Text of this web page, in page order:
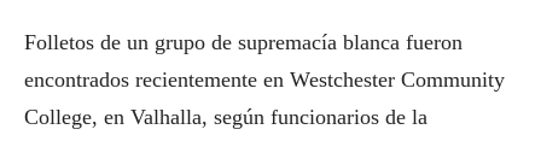
Folletos de un grupo de supremacía blanca fueron
encontrados recientemente en Westchester Community
College, en Valhalla, según funcionarios de la